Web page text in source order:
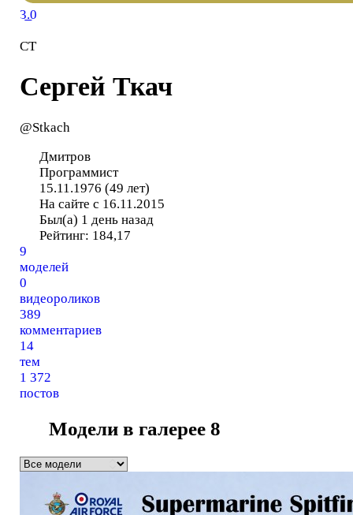
3.0
СТ
Сергей Ткач
@Stkach
Дмитров
Программист
15.11.1976 (49 лет)
На сайте с 16.11.2015
Был(а) 1 день назад
Рейтинг: 184,17
9
моделей
0
видеороликов
389
комментариев
14
тем
1 372
постов
Модели в галерее8